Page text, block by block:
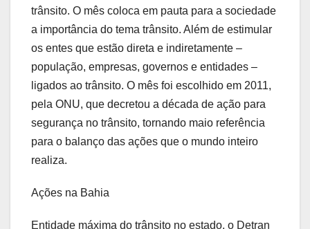
trânsito. O mês coloca em pauta para a sociedade
a importância do tema trânsito. Além de estimular
os entes que estão direta e indiretamente –
população, empresas, governos e entidades –
ligados ao trânsito. O mês foi escolhido em 2011,
pela ONU, que decretou a década de ação para
segurança no trânsito, tornando maio referência
para o balanço das ações que o mundo inteiro
realiza.
Ações na Bahia
Entidade máxima do trânsito no estado, o Detran